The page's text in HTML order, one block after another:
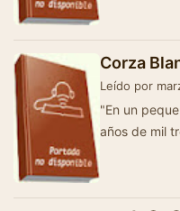
Corza
Leído por
"En un
años de mil